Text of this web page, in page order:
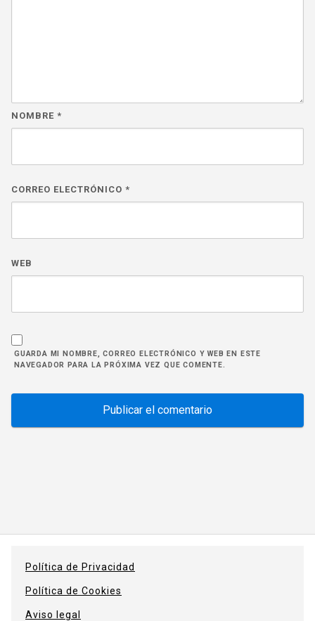
NOMBRE *
CORREO ELECTRÓNICO *
WEB
GUARDA MI NOMBRE, CORREO ELECTRÓNICO Y WEB EN ESTE
NAVEGADOR PARA LA PRÓXIMA VEZ QUE COMENTE.
Política de Privacidad
Política de Cookies
Aviso legal